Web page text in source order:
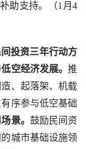
助支持。（1月4
间投资三年行动方
空经济发展。推
、起落架、机载
序参与低空基础
景。 鼓励民间资
城市基础设施领